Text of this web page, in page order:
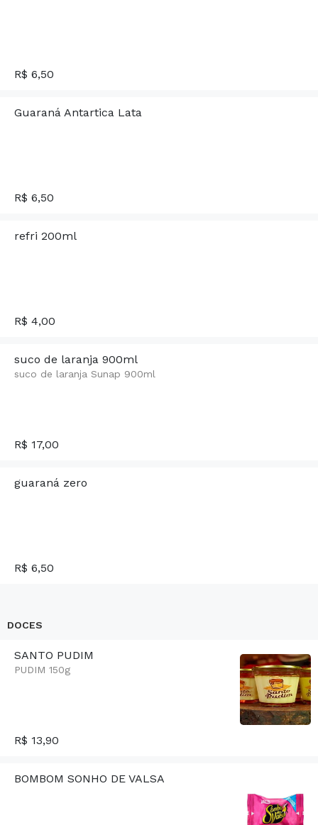
R$ 6,50
Guaraná Antartica Lata
R$ 6,50
refri 200ml
R$ 4,00
suco de laranja 900ml
suco de laranja Sunap 900ml
R$ 17,00
guaraná zero
R$ 6,50
DOCES
SANTO PUDIM
PUDIM 150g
R$ 13,90
BOMBOM SONHO DE VALSA